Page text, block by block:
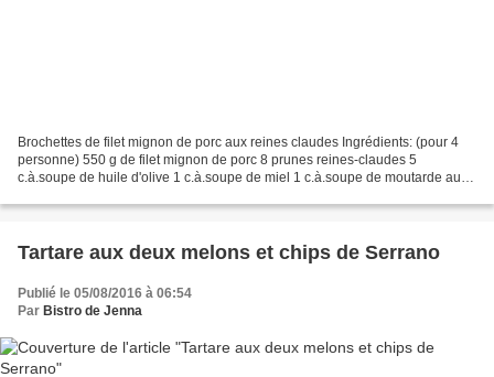
Brochettes de filet mignon de porc aux reines claudes Ingrédients: (pour 4
personne) 550 g de filet mignon de porc 8 prunes reines-claudes 5
c.à.soupe de huile d'olive 1 c.à.soupe de miel 1 c.à.soupe de moutarde au
Tartare aux deux melons et chips de Serrano
Publié le 05/08/2016 à 06:54
Par Bistro de Jenna